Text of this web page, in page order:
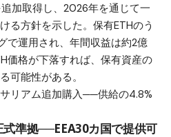
加取得し、2026年を通じて一
る方針を示した。保有ETHのう
で運用され、年間収益は約2億
価格が下落すれば、保有資産の
可能性がある。
リアム追加購入──供給の4.8%
式準拠──EEA30カ国で提供可